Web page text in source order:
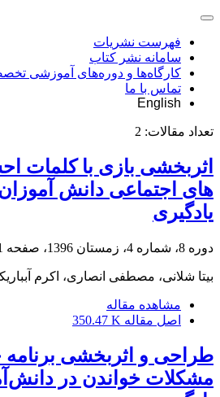
فهرست نشریات
سامانه نشر کتاب
کارگاه‌ها و دوره‌های آموزشی
تماس با ما
English
تعداد مقالات: 2
اثربخشی بازی با کلمات
های اجتماعی دانش آموزان
یادگیری
دوره 8، شماره 4، زمستان 1396، صفحه
بیتا شلانی، مصطفی انصاری، اکرم
مشاهده مقاله
اصل مقاله 350.47 K
طراحی و اثربخشی برنامه
مشکلات خواندن در